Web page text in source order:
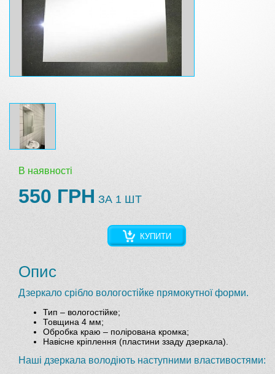
В наявності
550 ГРН ЗА 1 ШТ
КУПИТИ
Опис
Дзеркало срібло вологостійке прямокутної форми.
Тип – вологостійке;
Товщина 4 мм;
Обробка краю – полірована кромка;
Навісне кріплення (пластини ззаду дзеркала).
Наші дзеркала володіють наступними властивостями: